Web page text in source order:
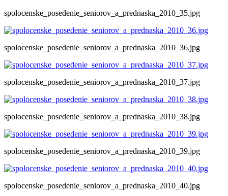
spolocenske_posedenie_seniorov_a_prednaska_2010_35.jpg
spolocenske_posedenie_seniorov_a_prednaska_2010_36.jpg
spolocenske_posedenie_seniorov_a_prednaska_2010_37.jpg
spolocenske_posedenie_seniorov_a_prednaska_2010_38.jpg
spolocenske_posedenie_seniorov_a_prednaska_2010_39.jpg
spolocenske_posedenie_seniorov_a_prednaska_2010_40.jpg